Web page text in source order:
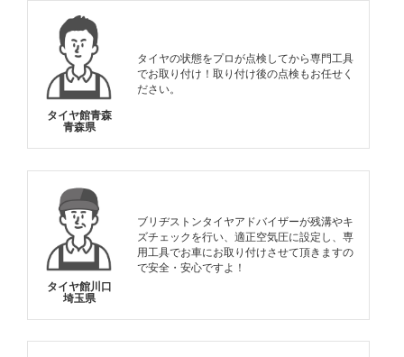
タイヤ館青森
青森県
タイヤの状態をプロが点検してから専門工具
でお取り付け！取り付け後の点検もお任せく
ださい。
タイヤ館川口
埼玉県
ブリヂストンタイヤアドバイザーが残溝やキ
ズチェックを行い、適正空気圧に設定し、専
用工具でお車にお取り付けさせて頂きますの
で安全・安心ですよ！